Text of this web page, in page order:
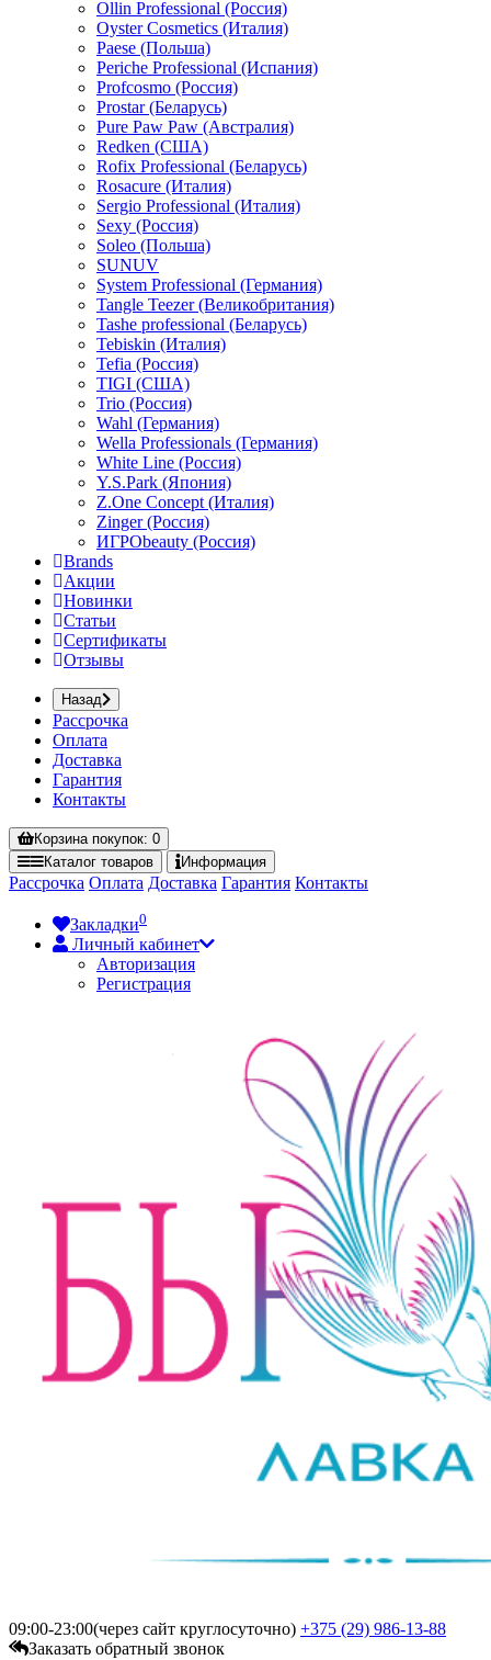
Ollin Professional (Россия)
Oyster Cosmetics (Италия)
Paese (Польша)
Periche Professional (Испания)
Profcosmo (Россия)
Prostar (Беларусь)
Pure Paw Paw (Австралия)
Redken (США)
Rofix Professional (Беларусь)
Rosacure (Италия)
Sergio Professional (Италия)
Sexy (Россия)
Soleo (Польша)
SUNUV
System Professional (Германия)
Tangle Teezer (Великобритания)
Tashe professional (Беларусь)
Tebiskin (Италия)
Tefia (Россия)
TIGI (США)
Trio (Россия)
Wahl (Германия)
Wella Professionals (Германия)
White Line (Россия)
Y.S.Park (Япония)
Z.One Concept (Италия)
Zinger (Россия)
ИГРОbeauty (Россия)
Brands
Акции
Новинки
Статьи
Сертификаты
Отзывы
Назад
Рассрочка
Оплата
Доставка
Гарантия
Контакты
Корзинапокупок: 0
Каталог товаров Информация
Рассрочка Оплата Доставка Гарантия Контакты
Закладки0
Личный кабинет
Авторизация
Регистрация
09:00-23:00(через сайт круглосуточно) +375 (29) 986-13-88
Заказать обратный звонок